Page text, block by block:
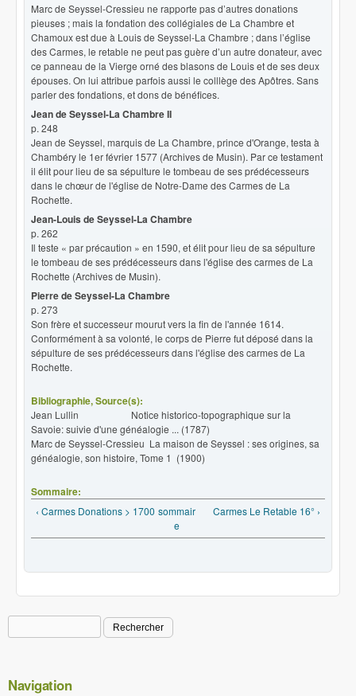
Marc de Seyssel-Cressieu ne rapporte pas d’autres donations
pieuses ; mais la fondation des collégiales de La Chambre et
Chamoux est due à Louis de Seyssel-La Chambre ; dans l’église
des Carmes, le retable ne peut pas guère d’un autre donateur, avec
ce panneau de la Vierge orné des blasons de Louis et de ses deux
épouses. On lui attribue parfois aussi le colllège des Apôtres. Sans
parler des fondations, et dons de bénéfices.
Jean de Seyssel-La Chambre II
p. 248
Jean de Seyssel, marquis de La Chambre, prince d'Orange, testa à
Chambéry le 1er février 1577 (Archives de Musin). Par ce testament
il élit pour lieu de sa sépulture le tombeau de ses prédécesseurs
dans le chœur de l'église de Notre-Dame des Carmes de La
Rochette.
Jean-Louis de Seyssel-La Chambre
p. 262
Il teste « par précaution » en 1590, et élit pour lieu de sa sépulture
le tombeau de ses prédécesseurs dans l'église des carmes de La
Rochette (Archives de Musin).
Pierre de Seyssel-La Chambre
p. 273
Son frère et successeur mourut vers la fin de l'année 1614.
Conformément à sa volonté, le corps de Pierre fut déposé dans la
sépulture de ses prédécesseurs dans l'église des carmes de La
Rochette.
Bibliographie, Source(s):
Jean Lullin Notice historico-topographique sur la
Savoie: suivie d'une généalogie ... (1787)
Marc de Seyssel-Cressieu La maison de Seyssel : ses origines, sa
généalogie, son histoire, Tome 1 (1900)
Sommaire:
‹ Carmes Donations > 1700 sommair
e
Carmes Le Retable 16° ›
Formulaire de recherche
Navigation